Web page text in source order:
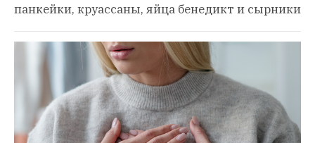
панкейки, круассаны, яйца бенедикт и сырники